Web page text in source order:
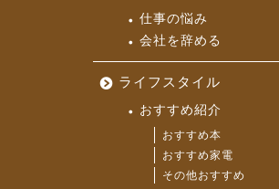
仕事の悩み
会社を辞める
ライフスタイル
おすすめ紹介
おすすめ本
おすすめ家電
その他おすすめ